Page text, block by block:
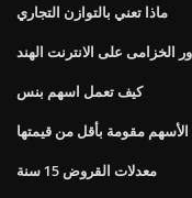
ماذا تعني بالتوازن التجاري
الخزامى على الانترنت الهند
كيف تعمل اسهم بنس
مقومة بأقل من قيمتها
معدلات القروض 15 سنة